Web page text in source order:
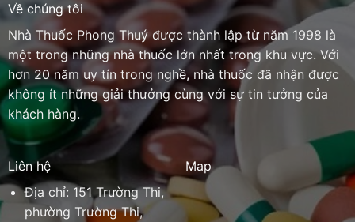
Về chúng tôi
Nhà Thuốc Phong Thuý được thành lập từ năm 1998 là
một trong những nhà thuốc lớn nhất trong khu vực. Với
hơn 20 năm uy tín trong nghề, nhà thuốc đã nhận được
không ít những giải thưởng cùng với sự tin tưởng của
khách hàng.
Liên hệ
Địa chỉ: 151 Trường Thi,
phường Trường Thi,
Map